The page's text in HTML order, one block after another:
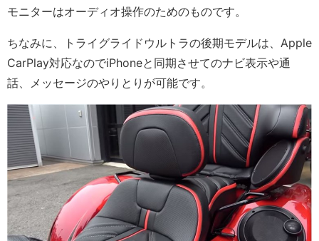
モニターはオーディオ操作のためのものです。
ちなみに、トライグライドウルトラの後期モデルは、Apple
CarPlay対応なのでiPhoneと同期させてのナビ表示や通
話、メッセージのやりとりが可能です。